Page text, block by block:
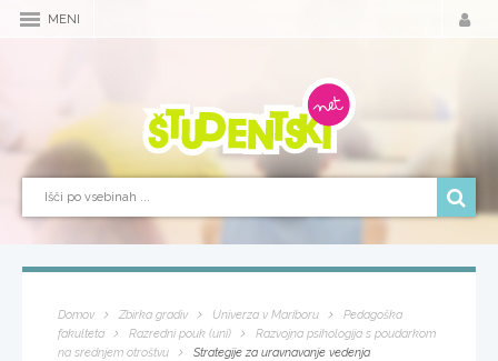
MENI
Domov Zbirka gradiv Univerza v Mariboru
Pedagoška
fakulteta
Razredni pouk (uni)
Razvojna psihologija s poudarkom
na srednjem otroštvu
Strategije za uravnavanje vedenja